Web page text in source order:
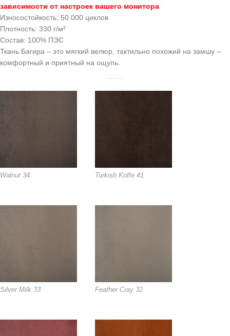
зависимости от настроек вашего монитора
Износостойкость: 50 000 циклов
Плотность: 330 г/м²
Состав: 100% ПЭС
Ткань Багира – это мягкий велюр, тактильно похожий на замшу –
комфортный и приятный на ощупь.
Walnut 34 Turkish Koffe 41
Silver Milk 33 Feather Cray 32